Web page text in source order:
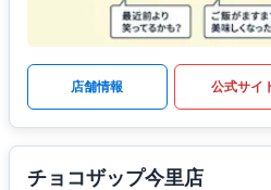
店舗情報 公式サイ
チョコザップ今里店